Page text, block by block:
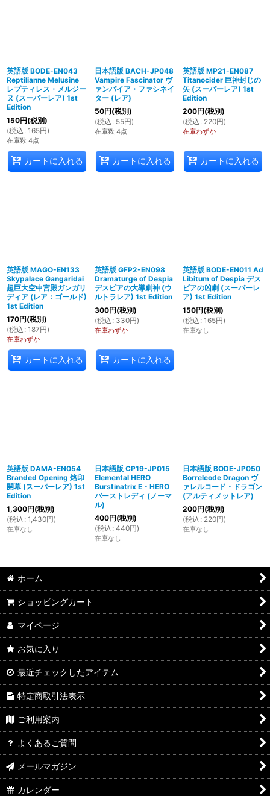
英語版 BODE-EN043
Reptilianne Melusine
レプティレス・メルジー
ヌ (スーパーレア) 1st
Edition
150円(税別)
(税込 : 165円)
在庫数 4点
カートに入れる
日本語版 BACH-JP048
Vampire Fascinator ヴ
ァンパイア・ファシネイ
ター (レア)
50円(税別)
(税込 : 55円)
在庫数 4点
カートに入れる
英語版 MP21-EN087
Titanocider 巨神封じの
矢 (スーパーレア) 1st
Edition
200円(税別)
(税込 : 220円)
在庫わずか
カートに入れる
英語版 MAGO-EN133
Skypalace Gangaridai
超巨大空中宮殿ガンガリ
ディア (レア：ゴールド)
1st Edition
170円(税別)
(税込 : 187円)
在庫わずか
カートに入れる
英語版 GFP2-EN098
Dramaturge of Despia
デスピアの大導劇神 (ウ
ルトラレア) 1st Edition
300円(税別)
(税込 : 330円)
在庫わずか
カートに入れる
英語版 BODE-EN011 Ad
Libitum of Despia デス
ピアの凶劇 (スーパーレ
ア) 1st Edition
150円(税別)
(税込 : 165円)
在庫なし
英語版 DAMA-EN054
Branded Opening 烙印
開幕 (スーパーレア) 1st
Edition
1,300円(税別)
(税込 : 1,430円)
在庫なし
日本語版 CP19-JP015
Elemental HERO
Burstinatrix E・HERO
バーストレディ (ノーマ
ル)
400円(税別)
(税込 : 440円)
在庫なし
日本語版 BODE-JP050
Borrelcode Dragon ヴ
ァレルコード・ドラゴン
(アルティメットレア)
200円(税別)
(税込 : 220円)
在庫なし
ホーム
ショッピングカート
マイページ
お気に入り
最近チェックしたアイテム
特定商取引法表示
ご利用案内
よくあるご質問
メールマガジン
カレンダー